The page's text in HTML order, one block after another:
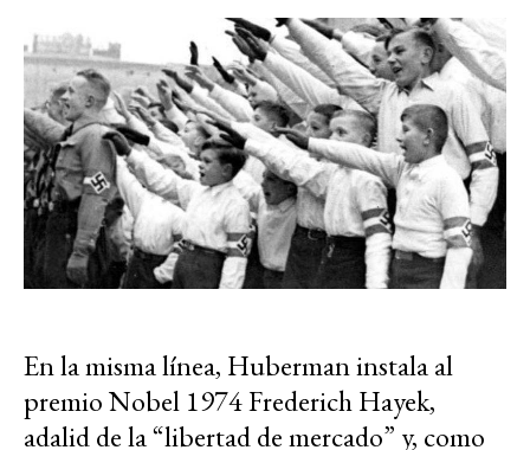
En la misma línea, Huberman instala al
premio Nobel 1974 Frederich Hayek,
adalid de la “libertad de mercado” y, como